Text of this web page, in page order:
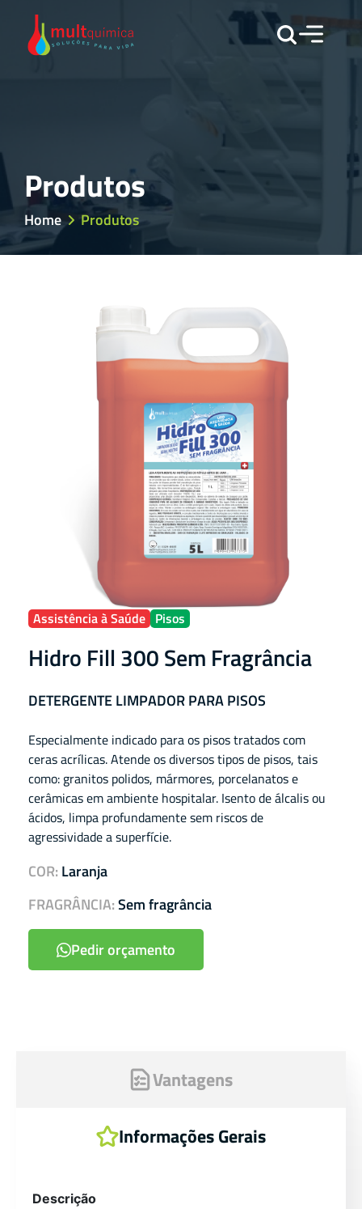
Produtos
Home Produtos
Assistência à Saúde Pisos
Hidro Fill 300 Sem Fragrância
DETERGENTE LIMPADOR PARA PISOS
Especialmente indicado para os pisos tratados com
ceras acrílicas. Atende os diversos tipos de pisos, tais
como: granitos polidos, mármores, porcelanatos e
cerâmicas em ambiente hospitalar. Isento de álcalis ou
ácidos, limpa profundamente sem riscos de
agressividade a superfície.
COR: Laranja
FRAGRÂNCIA:Sem fragrância
Pedir orçamento
Vantagens
Informações Gerais
Descrição